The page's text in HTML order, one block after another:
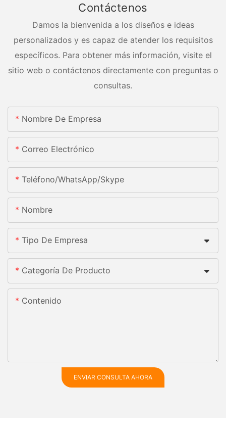
Contáctenos
Damos la bienvenida a los diseños e ideas
personalizados y es capaz de atender los requisitos
específicos. Para obtener más información, visite el
sitio web o contáctenos directamente con preguntas o
consultas.
Nombre De Empresa
Correo Electrónico
Teléfono/WhatsApp/Skype
Nombre
Tipo De Empresa
Categoría De Producto
Contenido
ENVIAR CONSULTA AHORA